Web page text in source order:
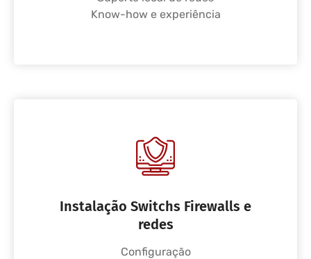
Know-how e experiência
Instalação Switchs Firewalls e
redes
Configuração